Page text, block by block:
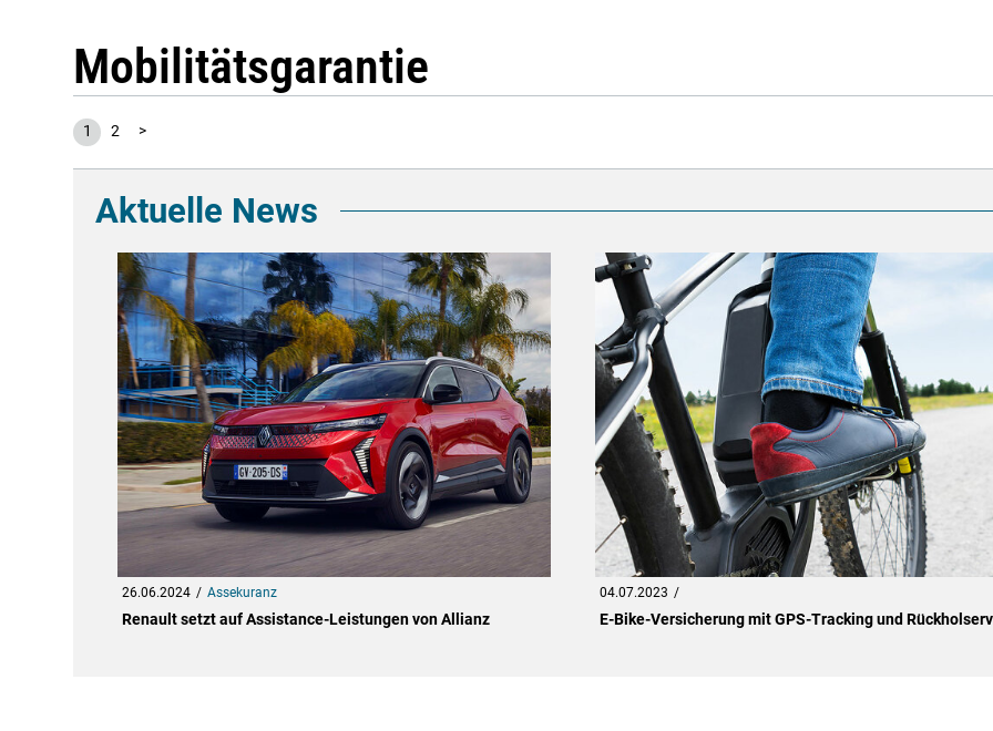
Mobilitätsgarantie
1 2 >
Aktuelle News
26.06.2024 Assekuranz
Renault setzt auf Assistance-Leistungen von Allianz
04.07.2023
E-Bike-Versicherung mit GPS-Tracking und